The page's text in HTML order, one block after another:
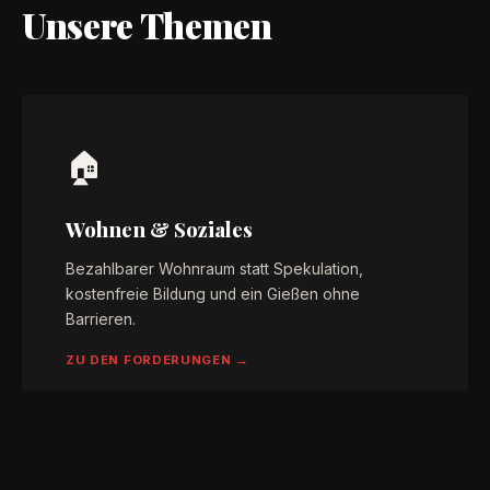
Unsere Themen
🏠
Wohnen & Soziales
Bezahlbarer Wohnraum statt Spekulation,
kostenfreie Bildung und ein Gießen ohne
Barrieren.
ZU DEN FORDERUNGEN →